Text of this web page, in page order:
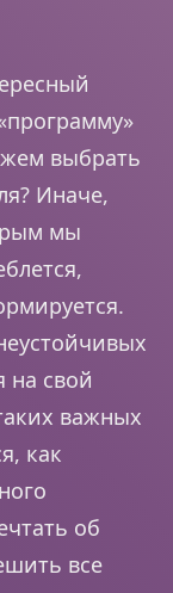
выбрать
Иначе,
мы
на свой
важных
как
об
все